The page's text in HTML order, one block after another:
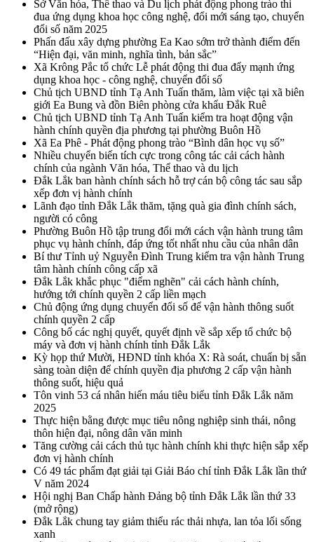
Sở Văn hóa, Thể thao và Du lịch phát động phong trào thi
đua ứng dụng khoa học công nghệ, đổi mới sáng tạo, chuyển
đổi số năm 2025
Phấn đấu xây dựng phường Ea Kao sớm trở thành điểm đến
“Hiện đại, văn minh, nghĩa tình, bản sắc”
Xã Krông Pắc tổ chức Lễ phát động thi đua đẩy mạnh ứng
dụng khoa học - công nghệ, chuyển đổi số
Chủ tịch UBND tỉnh Tạ Anh Tuấn thăm, làm việc tại xã biên
giới Ea Bung và đồn Biên phòng cửa khẩu Đắk Ruê
Chủ tịch UBND tỉnh Tạ Anh Tuấn kiểm tra hoạt động vận
hành chính quyền địa phương tại phường Buôn Hồ
Xã Ea Phê - Phát động phong trào “Bình dân học vụ số”
Nhiều chuyển biến tích cực trong công tác cải cách hành
chính của ngành Văn hóa, Thể thao và du lịch
Đắk Lắk ban hành chính sách hỗ trợ cán bộ công tác sau sắp
xếp đơn vị hành chính
Lãnh đạo tỉnh Đắk Lắk thăm, tặng quà gia đình chính sách,
người có công
Phường Buôn Hồ tập trung đổi mới cách vận hành trung tâm
phục vụ hành chính, đáp ứng tốt nhất nhu cầu của nhân dân
Bí thư Tỉnh uỷ Nguyễn Đình Trung kiểm tra vận hành Trung
tâm hành chính công cấp xã
Đắk Lắk khắc phục "điểm nghẽn" cải cách hành chính,
hướng tới chính quyền 2 cấp liền mạch
Chủ động ứng dụng chuyển đổi số để vận hành thông suốt
chính quyền 2 cấp
Công bố các nghị quyết, quyết định về sắp xếp tổ chức bộ
máy và đơn vị hành chính tỉnh Đắk Lắk
Kỳ họp thứ Mười, HĐND tỉnh khóa X: Rà soát, chuẩn bị sẵn
sàng toàn diện để chính quyền địa phương 2 cấp vận hành
thông suốt, hiệu quả
Tôn vinh 53 cá nhân hiến máu tiêu biểu tỉnh Đắk Lắk năm
2025
Thực hiện bằng được mục tiêu nông nghiệp sinh thái, nông
thôn hiện đại, nông dân văn minh
Tăng cường cải cách thủ tục hành chính khi thực hiện sắp xếp
đơn vị hành chính
Có 49 tác phẩm đạt giải tại Giải Báo chí tỉnh Đắk Lắk lần thứ
V năm 2024
Hội nghị Ban Chấp hành Đảng bộ tỉnh Đắk Lắk lần thứ 33
(mở rộng)
Đắk Lắk chung tay giảm thiểu rác thải nhựa, lan tỏa lối sống
xanh